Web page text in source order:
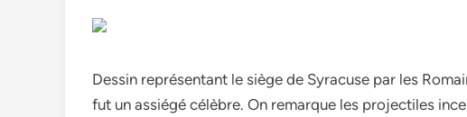
Dessin représentant le siège de Syracuse par les
fut un assiégé célèbre. On remarque les projectiles